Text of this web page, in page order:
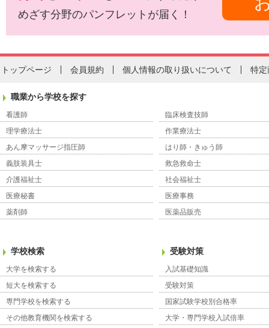
めざす分野のパンフレットが届く！
トップページ 会員規約 個人情報の取り扱いについて 特定
職業から学校を探す
看護師
臨床検査技師
理学療法士
作業療法士
あん摩マッサージ指圧師
はり師・きゅう師
義肢装具士
救急救命士
介護福祉士
社会福祉士
医療秘書
医療事務
薬剤師
医薬品販売
学校検索
大学を検索する
短大を検索する
専門学校を検索する
その他教育機関を検索する
受験対策
入試基礎知識
受験対策
国家試験学校別合格率
大学・専門学校入試倍率